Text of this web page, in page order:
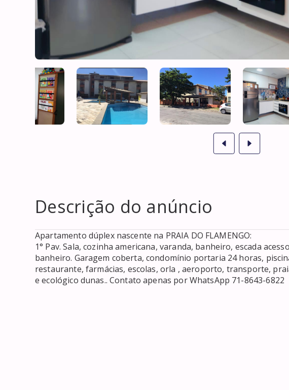
Descrição do anúncio
Apartamento dúplex nascente na PRAIA DO FLAMENGO:
1° Pav. Sala, cozinha americana, varanda, banheiro, escada
banheiro. Garagem coberta, condomínio portaria 24 horas,
restaurante, farmácias, escolas, orla , aeroporto, transporte,
e ecológico dunas.. Contato apenas por WhatsApp 71-8643-6822